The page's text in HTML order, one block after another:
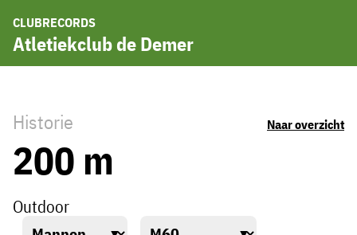
CLUBRECORDS
Atletiekclub de Demer
Historie Naar overzicht
200 m
Outdoor